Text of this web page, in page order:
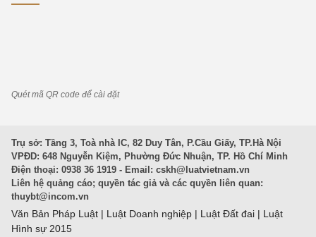
Quét mã QR code để cài đặt
Trụ sở: Tầng 3, Toà nhà IC, 82 Duy Tân, P.Cầu Giấy, TP.Hà Nội
VPĐD: 648 Nguyễn Kiệm, Phường Đức Nhuận, TP. Hồ Chí Minh
Điện thoại: 0938 36 1919 - Email: cskh@luatvietnam.vn
Liên hệ quảng cáo; quyền tác giả và các quyền liên quan:
thuybt@incom.vn
Văn Bản Pháp Luật | Luật Doanh nghiệp | Luật Đất đai | Luật
Hình sự 2015